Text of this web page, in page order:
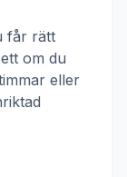
får rätt
om du
eller